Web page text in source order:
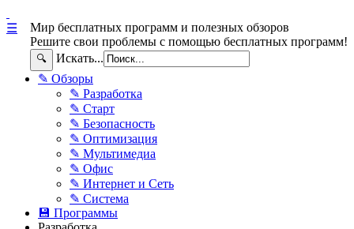
Мир бесплатных программ и полезных обзоров
Решите свои проблемы с помощью бесплатных программ!
🔍 Искать...
☰
✎ Обзоры
✎ Разработка
✎ Старт
✎ Безопасность
✎ Оптимизация
✎ Мультимедиа
✎ Офис
✎ Интернет и Сеть
✎ Система
💾 Программы